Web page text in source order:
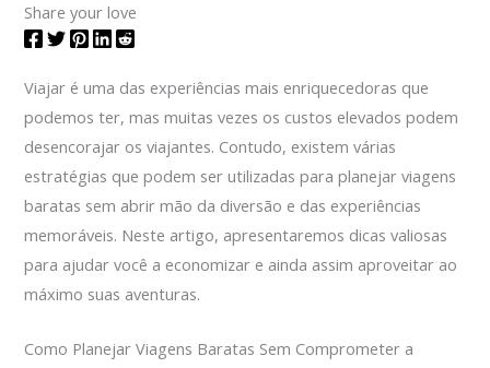
Share your love
Viajar é uma das experiências mais enriquecedoras que
podemos ter, mas muitas vezes os custos elevados podem
desencorajar os viajantes. Contudo, existem várias
estratégias que podem ser utilizadas para planejar viagens
baratas sem abrir mão da diversão e das experiências
memoráveis. Neste artigo, apresentaremos dicas valiosas
para ajudar você a economizar e ainda assim aproveitar ao
máximo suas aventuras.
Como Planejar Viagens Baratas Sem Comprometer a